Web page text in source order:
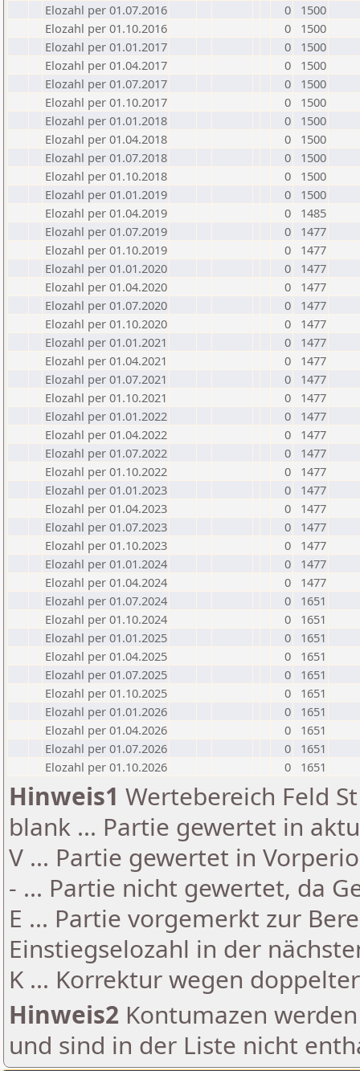
Elozahl per 01.07.2016
0
1500
Elozahl per 01.10.2016
0
1500
Elozahl per 01.01.2017
0
1500
Elozahl per 01.04.2017
0
1500
Elozahl per 01.07.2017
0
1500
Elozahl per 01.10.2017
0
1500
Elozahl per 01.01.2018
0
1500
Elozahl per 01.04.2018
0
1500
Elozahl per 01.07.2018
0
1500
Elozahl per 01.10.2018
0
1500
Elozahl per 01.01.2019
0
1500
Elozahl per 01.04.2019
0
1485
Elozahl per 01.07.2019
0
1477
Elozahl per 01.10.2019
0
1477
Elozahl per 01.01.2020
0
1477
Elozahl per 01.04.2020
0
1477
Elozahl per 01.07.2020
0
1477
Elozahl per 01.10.2020
0
1477
Elozahl per 01.01.2021
0
1477
Elozahl per 01.04.2021
0
1477
Elozahl per 01.07.2021
0
1477
Elozahl per 01.10.2021
0
1477
Elozahl per 01.01.2022
0
1477
Elozahl per 01.04.2022
0
1477
Elozahl per 01.07.2022
0
1477
Elozahl per 01.10.2022
0
1477
Elozahl per 01.01.2023
0
1477
Elozahl per 01.04.2023
0
1477
Elozahl per 01.07.2023
0
1477
Elozahl per 01.10.2023
0
1477
Elozahl per 01.01.2024
0
1477
Elozahl per 01.04.2024
0
1477
Elozahl per 01.07.2024
0
1651
Elozahl per 01.10.2024
0
1651
Elozahl per 01.01.2025
0
1651
Elozahl per 01.04.2025
0
1651
Elozahl per 01.07.2025
0
1651
Elozahl per 01.10.2025
0
1651
Elozahl per 01.01.2026
0
1651
Elozahl per 01.04.2026
0
1651
Elozahl per 01.07.2026
0
1651
Elozahl per 01.10.2026
0 1651
Hinweis1 Wertebereich Feld
blank ... Partie gewertet in
V ... Partie gewertet in
- ... Partie nicht gewertet, da
E ... Partie vorgemerkt zur
Einstiegselozahl in der
K ... Korrektur wegen
Hinweis2 Kontumazen
und sind in der Liste nicht